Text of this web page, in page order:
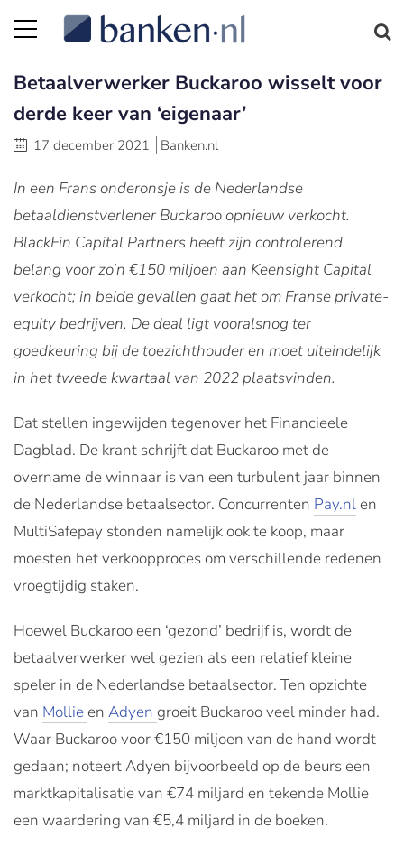
Betaalverwerker Buckaroo wisselt voor
derde keer van ‘eigenaar’
17 december 2021 Banken.nl
In een Frans onderonsje is de Nederlandse
betaaldienstverlener Buckaroo opnieuw verkocht.
BlackFin Capital Partners heeft zijn controlerend
belang voor zo’n €150 miljoen aan Keensight Capital
verkocht; in beide gevallen gaat het om Franse private-
equity bedrijven. De deal ligt vooralsnog ter
goedkeuring bij de toezichthouder en moet uiteindelijk
in het tweede kwartaal van 2022 plaatsvinden.
Dat stellen ingewijden tegenover het Financieele
Dagblad. De krant schrijft dat Buckaroo met de
overname de winnaar is van een turbulent jaar binnen
de Nederlandse betaalsector. Concurrenten Pay.nl en
MultiSafepay stonden namelijk ook te koop, maar
moesten het verkoopproces om verschillende redenen
vroegtijdig staken.
Hoewel Buckaroo een ‘gezond’ bedrijf is, wordt de
betaalverwerker wel gezien als een relatief kleine
speler in de Nederlandse betaalsector. Ten opzichte
van Mollie en Adyen groeit Buckaroo veel minder had.
Waar Buckaroo voor €150 miljoen van de hand wordt
gedaan; noteert Adyen bijvoorbeeld op de beurs een
marktkapitalisatie van €74 miljard en tekende Mollie
een waardering van €5,4 miljard in de boeken.